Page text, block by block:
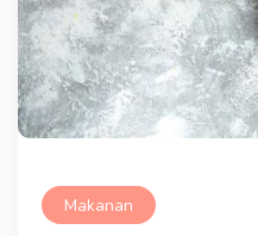
Makanan